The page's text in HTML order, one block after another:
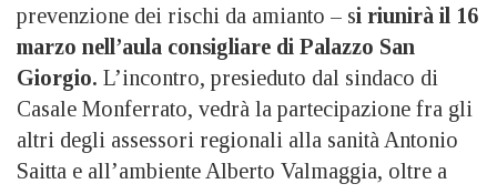
prevenzione dei rischi da amianto – si riunirà il 16
marzo nell’aula consigliare di Palazzo San
Giorgio. L’incontro, presieduto dal sindaco di
Casale Monferrato, vedrà la partecipazione fra gli
altri degli assessori regionali alla sanità Antonio
Saitta e all’ambiente Alberto Valmaggia, oltre a